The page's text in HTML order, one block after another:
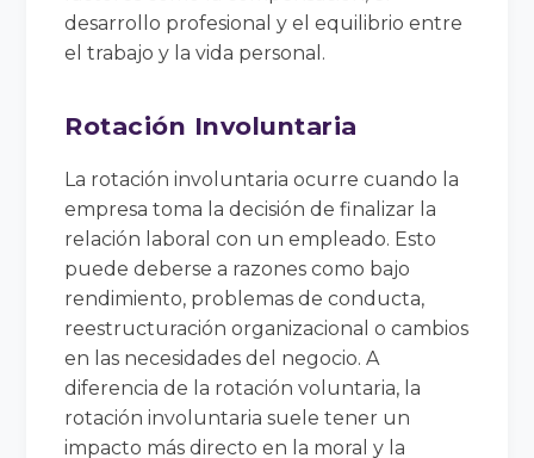
desarrollo profesional y el equilibrio entre
el trabajo y la vida personal.
Rotación Involuntaria
La rotación involuntaria ocurre cuando la
empresa toma la decisión de finalizar la
relación laboral con un empleado. Esto
puede deberse a razones como bajo
rendimiento, problemas de conducta,
reestructuración organizacional o cambios
en las necesidades del negocio. A
diferencia de la rotación voluntaria, la
rotación involuntaria suele tener un
impacto más directo en la moral y la